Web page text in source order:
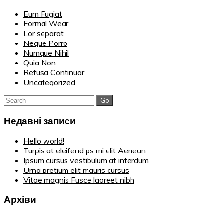
Eum Fugiat
Formal Wear
Lor separat
Neque Porro
Numque Nihil
Quia Non
Refusa Continuar
Uncategorized
Search
Недавні записи
Hello world!
Turpis at eleifend ps mi elit Aenean
Ipsum cursus vestibulum at interdum
Urna pretium elit mauris cursus
Vitae magnis Fusce laoreet nibh
Архіви